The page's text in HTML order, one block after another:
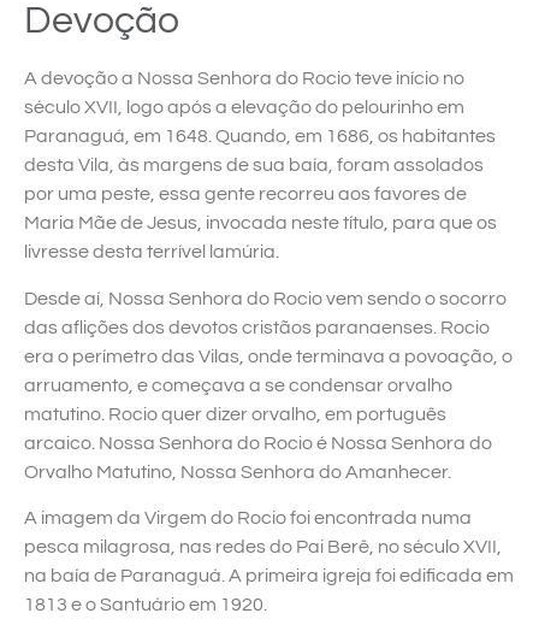
Devoção
A devoção a Nossa Senhora do Rocio teve início no
século XVII, logo após a elevação do pelourinho em
Paranaguá, em 1648. Quando, em 1686, os habitantes
desta Vila, às margens de sua baía, foram assolados
por uma peste, essa gente recorreu aos favores de
Maria Mãe de Jesus, invocada neste título, para que os
livresse desta terrível lamúria.
Desde aí, Nossa Senhora do Rocio vem sendo o socorro
das aflições dos devotos cristãos paranaenses. Rocio
era o perímetro das Vilas, onde terminava a povoação, o
arruamento, e começava a se condensar orvalho
matutino. Rocio quer dizer orvalho, em português
arcaico. Nossa Senhora do Rocio é Nossa Senhora do
Orvalho Matutino, Nossa Senhora do Amanhecer.
A imagem da Virgem do Rocio foi encontrada numa
pesca milagrosa, nas redes do Pai Berê, no século XVII,
na baía de Paranaguá. A primeira igreja foi edificada em
1813 e o Santuário em 1920.